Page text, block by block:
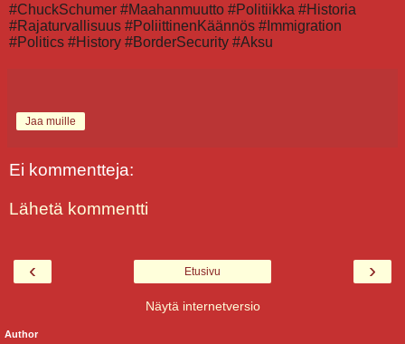
#ChuckSchumer #Maahanmuutto #Politiikka #Historia
#Rajaturvallisuus #PoliittinenKäännös #Immigration
#Politics #History #BorderSecurity #Aksu
Jaa muille
Ei kommentteja:
Lähetä kommentti
‹ ›
Etusivu
Näytä internetversio
Author